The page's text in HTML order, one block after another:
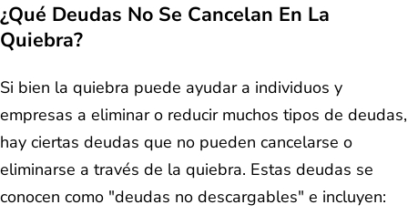
¿Qué Deudas No Se Cancelan En La
Quiebra?
Si bien la quiebra puede ayudar a individuos y
empresas a eliminar o reducir muchos tipos de deudas,
hay ciertas deudas que no pueden cancelarse o
eliminarse a través de la quiebra. Estas deudas se
conocen como "deudas no descargables" e incluyen: